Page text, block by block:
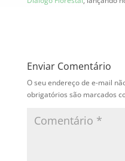
Enviar Comentário
O seu endereço de e-mail
obrigatórios são marcados